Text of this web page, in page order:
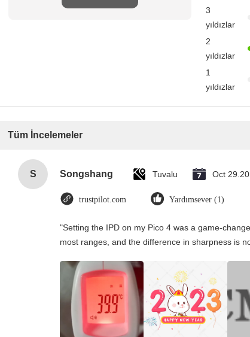
3
yıldızlar
2
yıldızlar
1
yıldızlar
Tüm İncelemeler
S Songshang Tuvalu Oct
trustpilot.com Yardımsever (1)
"Setting the IPD on my Pico 4 was a game-
most ranges, and the difference in sharpness is